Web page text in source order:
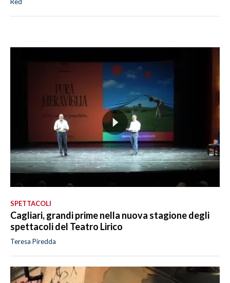
Red
SPETTACOLI
Cagliari, grandi prime nella nuova stagione degli
spettacoli del Teatro Lirico
Teresa Piredda